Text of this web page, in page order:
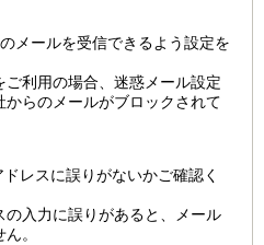
のメールを受信できるよう設定を
利用の場合、迷惑メール設定
らのメールがブロックされて
レスに誤りがないかご確認く
の入力に誤りがあると、メール
。